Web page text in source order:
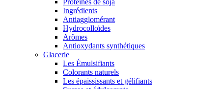
Protéines de soja
Ingrédients
Antiagglomérant
Hydrocolloïdes
Arômes
Antioxydants synthétiques
Glacerie
Les Émulsifiants
Colorants naturels
Les épaississants et gélifiants